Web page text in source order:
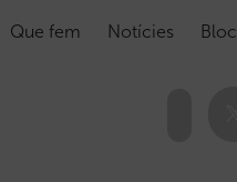
Que fem Notícies Bloc